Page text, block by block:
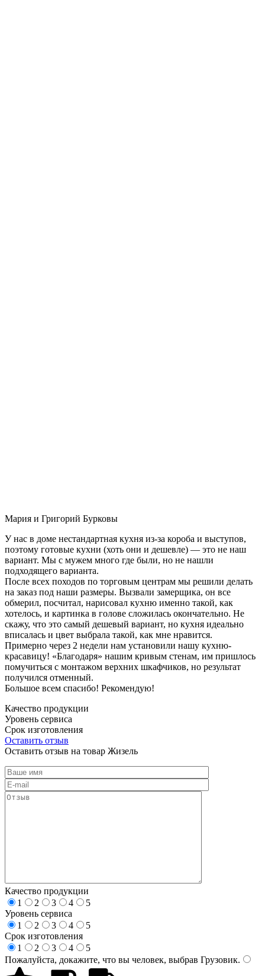
Мария и Григорий Бурковы
У нас в доме нестандартная кухня из-за короба и выступов,
поэтому готовые кухни (хоть они и дешевле) — это не наш
вариант. Мы с мужем много где были, но не нашли
подходящего варианта.
После всех походов по торговым центрам мы решили делать
на заказ под наши размеры. Вызвали замерщика, он все
обмерил, посчитал, нарисовал кухню именно такой, как
хотелось, и картинка в голове сложилась окончательно. Не
скажу, что это самый дешевый вариант, но кухня идеально
вписалась и цвет выбрала такой, как мне нравится.
Примерно через 2 недели нам установили нашу кухню-
красавицу! «Благодаря» нашим кривым стенам, им пришлось
помучиться с монтажом верхних шкафчиков, но результат
получился отменный.
Большое всем спасибо! Рекомендую!
Качество продукции
Уровень сервиса
Срок изготовления
Оставить отзыв
Оставить отзыв на товар Жизель
Качество продукции
1
2 3 4
5
Уровень сервиса
1
2 3 4
5
Срок изготовления
1
2 3 4
5
Пожалуйста, докажите, что вы человек, выбрав Грузовик.